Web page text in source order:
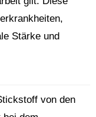
Stärke und
von den